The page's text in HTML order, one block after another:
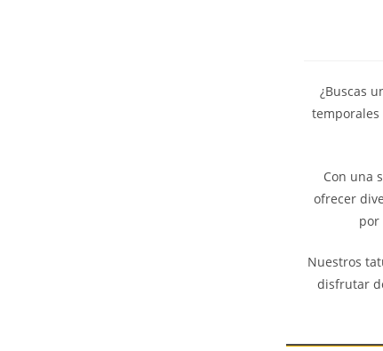
¿Buscas
temporales
Con una
ofrecer
por
Nuestros
disfrutar